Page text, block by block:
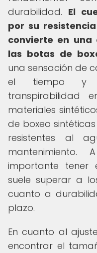
durabilidad. El
por su
convierte en una
las botas de
una sensación de
el tiempo y
transpirabilidad
materiales
de boxeo
resistentes al
importante tener
suele superar a
cuanto a
plazo.
En cuanto al
encontrar el